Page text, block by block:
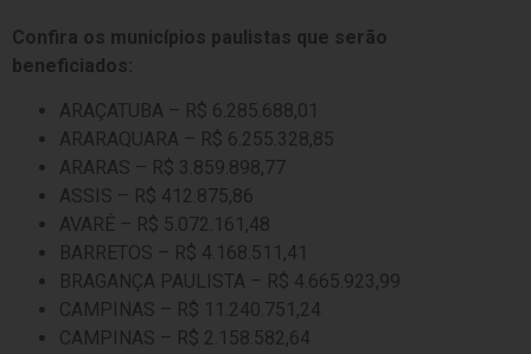
Confira os municípios paulistas que serão
beneficiados:
ARAÇATUBA – R$ 6.285.688,01
ARARAQUARA – R$ 6.255.328,85
ARARAS – R$ 3.859.898,77
ASSIS – R$ 412.875,86
AVARÉ – R$ 5.072.161,48
BARRETOS – R$ 4.168.511,41
BRAGANÇA PAULISTA – R$ 4.665.923,99
CAMPINAS – R$ 11.240.751,24
CAMPINAS – R$ 2.158.582,64